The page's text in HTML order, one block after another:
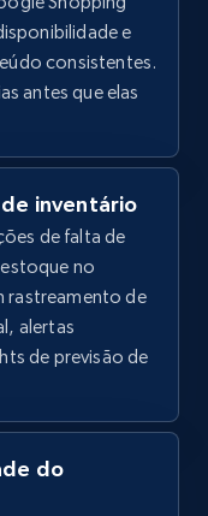
products
and more.
agora
by shop url
Initial
and more.
e
consistentes.
antes que elas
inventário
de falta de
no
rastreamento de
alertas
de previsão de
do